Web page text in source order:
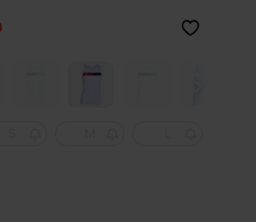
label.price.to